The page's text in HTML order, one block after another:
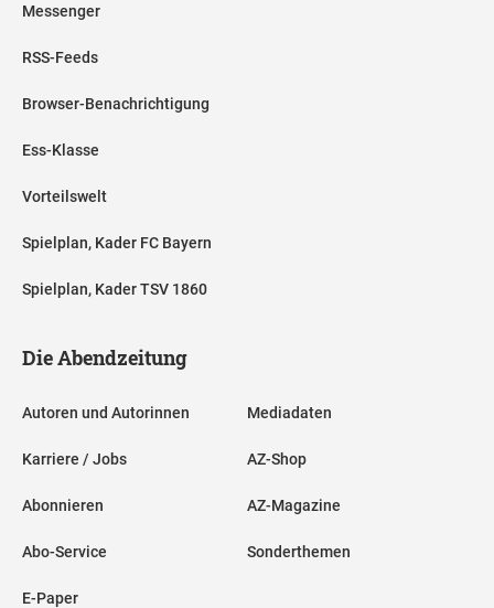
Messenger
RSS-Feeds
Browser-Benachrichtigung
Ess-Klasse
Vorteilswelt
Spielplan, Kader FC Bayern
Spielplan, Kader TSV 1860
Die Abendzeitung
Autoren und Autorinnen
Karriere / Jobs
Abonnieren
Abo-Service
E-Paper
Mediadaten
AZ-Shop
AZ-Magazine
Sonderthemen